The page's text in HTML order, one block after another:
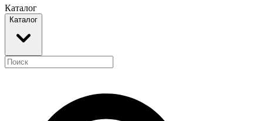
Каталог
Каталог